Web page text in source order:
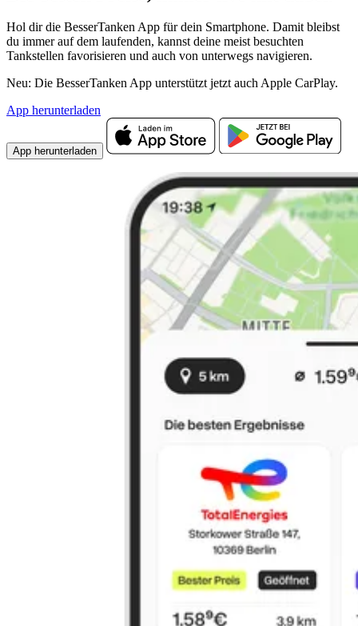
Hol dir die BesserTanken App für dein Smartphone. Damit bleibst
du immer auf dem laufenden, kannst deine meist besuchten
Tankstellen favorisieren und auch von unterwegs navigieren.
Neu: Die BesserTanken App unterstützt jetzt auch Apple CarPlay.
App herunterladen
App herunterladen